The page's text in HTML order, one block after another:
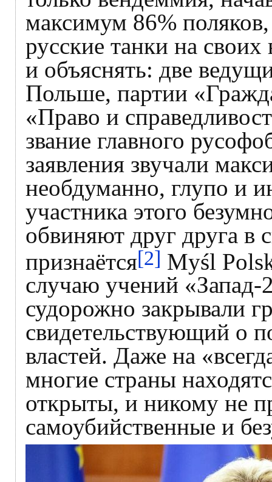
максимум 86%
русские танки на
и объяснять: две
Польше, партии
«Право и
звание главного
заявления звучали
необдуманно, глупо и
участника этого
обвиняют друг друга в
признаётся[2] Myśl
случаю учений «Запад-
судорожно закрывали
свидетельствующий о
властей. Даже на
многие страны
открыты, и никому не
самоубийственные и